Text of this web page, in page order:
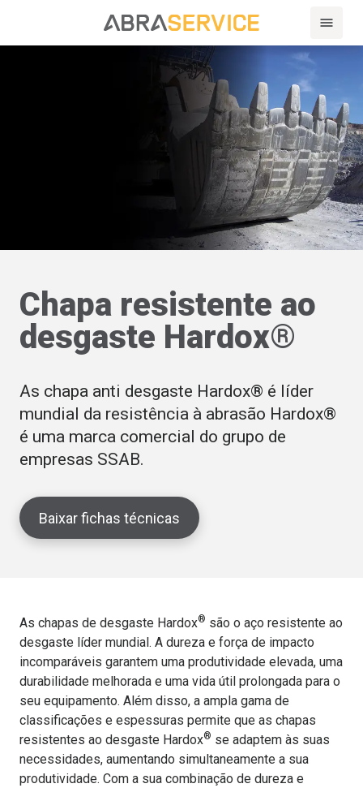
Chapa resistente ao
desgaste Hardox®
As chapa anti desgaste Hardox® é líder
mundial da resistência à abrasão Hardox®
é uma marca comercial do grupo de
empresas SSAB.
Baixar fichas técnicas
As chapas de desgaste Hardox® são o aço resistente ao
desgaste líder mundial. A dureza e força de impacto
incomparáveis garantem uma produtividade elevada, uma
durabilidade melhorada e uma vida útil prolongada para o
seu equipamento. Além disso, a ampla gama de
classificações e espessuras permite que as chapas
resistentes ao desgaste Hardox® se adaptem às suas
necessidades, aumentando simultaneamente a sua
produtividade. Com a sua combinação de dureza e